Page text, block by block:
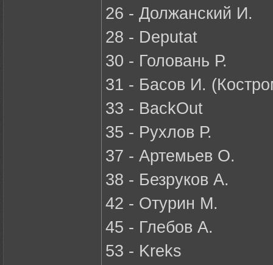
26 - Должанский И.
28 - Deputat
30 - Головань Р.
31 - Басов И.
33 - BackOut
35 - Рухлов Р.
37 - Артемьев О.
38 - Безруков А.
42 - Отурин М.
45 - Глебов А.
53 - Kreks